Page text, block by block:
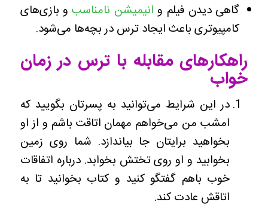
گاهی دیدن فیلم و انیمیشن نامناسبو بازی‌های
کامپیوتری باعث ایجاد ترس در بچه‌ها می‌شود.
راهکارهای مقابله با ترس در زمان
خواب
در این شرایط می‌توانید به پسرتان بگویید که
امشب من می‌خواهم مهمان اتاقت باشم و از او
بخواهید برایتان جا بیاندازد. شما روی زمین
بخوابید و او روی تختش بخوابد. درباره اتفاقات
خوب باهم گفتگو کنید و کتاب بخوانید تا به
اتاقش عادت کند.